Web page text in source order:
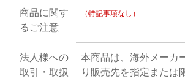
商品に関す
るご注意
（特記事項なし）
法人様への
取引・取扱
本商品は、海外メーカ
り販売先を指定または